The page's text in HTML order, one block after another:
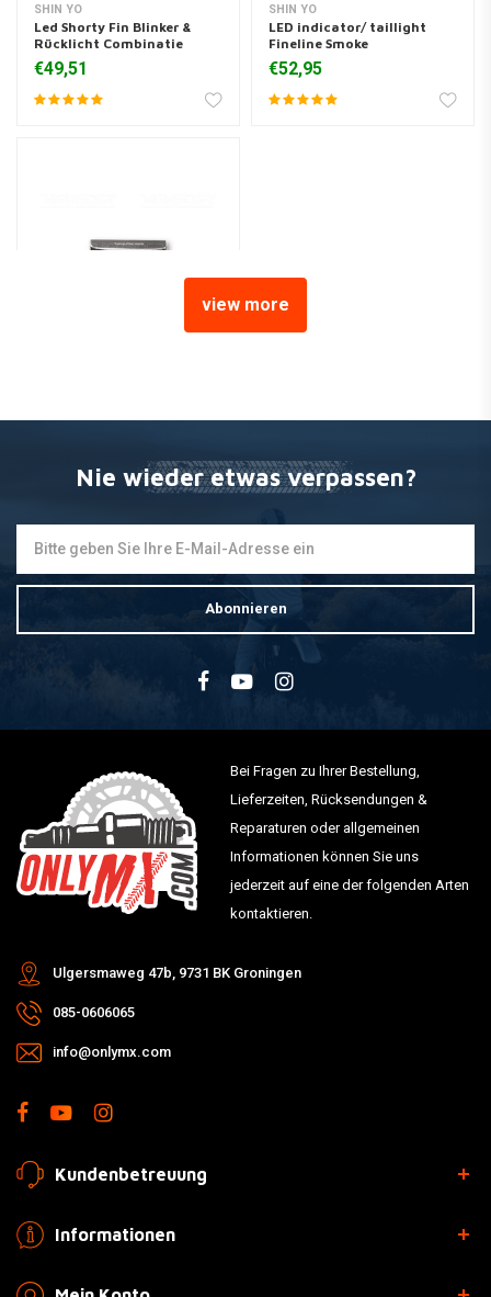
SHIN YO
Led Shorty Fin Blinker &
Rücklicht Combinatie
€49,51
SHIN YO
LED indicator/ taillight
Fineline Smoke
€52,95
€37,32
view more
Nie wieder etwas verpassen?
Abonnieren
Bei Fragen zu Ihrer Bestellung,
Lieferzeiten, Rücksendungen &
Reparaturen oder allgemeinen
Informationen können Sie uns
jederzeit auf eine der folgenden Arten
kontaktieren.
Ulgersmaweg 47b, 9731 BK Groningen
085-0606065
info@onlymx.com
Kundenbetreuung
Informationen